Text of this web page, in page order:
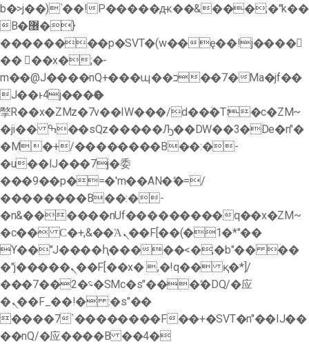
b�>j��)΄��!P�����ԫ��&���;�"k��
B�޶�}
��������p�SVT�(w��ę��!j����
�� ��x�;�-
m��@J����nQ+���պ��כ��7�Ma�jf��
J��ͱ4j���Ѳ�
撆R��x�ZMz�7v��IW���/d��ٞ�Тז�c�ZM~
�ji�� ߒ��sQz�����Ԡ��DW��3�De�n"�
�M�+/��������B��:�-
�u��IJ���7j�委
���9��p�=�'m��AN�ޭ�=/
��������B��:�-
�n&������nUf���������q��x�ZM~
�c�� Ϲ�+,&��Ὰܢ��F[��(�1�*"��
ϒ��"J����ԧ�����<�;�b"�� ��
�"j�����ܢ��F[��x� ,�!q�� қ�*]/
���؝�2��7�SMc�s"���ޭ�DQ/�应
�ܢ��F_��!� :�s"��
����7`��������F��+�SVT�n"��IJ��
��nQ/�应����B ��4�